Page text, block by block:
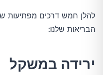
להלן חמש דרכים מפתיעות
הבריאות שלנו:
ירידה במשקל